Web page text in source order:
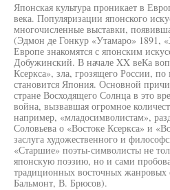
Японская культура проникает в
века. Популяризации японского
многочисленные выставки,
(Эдмон де Гонкур «Утамаро» 1891,
Европе знакомятся с японским
Добужинский. В начале XX веКа
Ксеркса», зла, грозящего России,
становится Япония. Основной
стране Восходящего Солнца в это
война, вызвавшая огромное
например, «младосимволистам»,
Соловьева о «Востоке Ксеркса» и
заслуга художественного и
«Старшие» поэты-символисты не
японскую поэзию, но и сами
традиционных восточных
Бальмонт, В. Брюсов).